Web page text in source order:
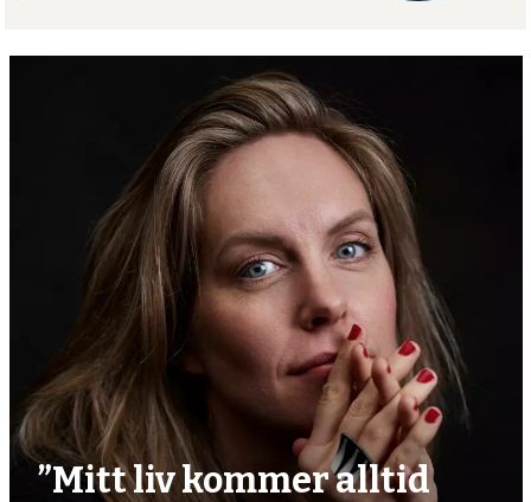
”Mitt liv kommer alltid